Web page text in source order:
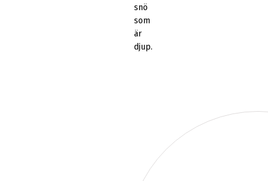
snö
som
är
djup.